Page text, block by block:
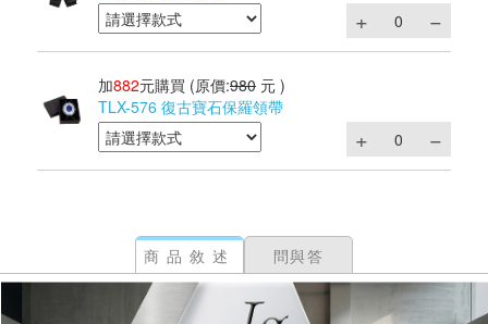
加882元購買 (原價:980 元 )
TLX-576 復古寶石保羅領帶
商品敘述 問與答